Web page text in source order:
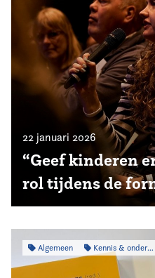
22 januari 2026
“Geef kinderen
rol tijdens de
Algemeen Kennis & onderzoek